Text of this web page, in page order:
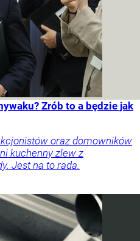
Zrób to a będzie jak
oraz domowników
kuchenny zlew z
Jest na to rada.